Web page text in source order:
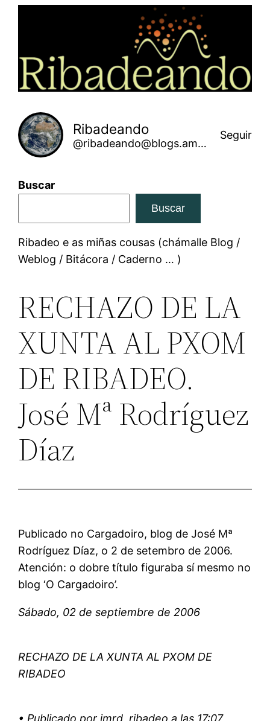
Ribadeando
@ribadeando@blogs.amarinha.gal
Seguir
Buscar
Buscar
Ribadeo e as miñas cousas (chámalle Blog /
Weblog / Bitácora / Caderno … )
RECHAZO DE LA
XUNTA AL PXOM
DE RIBADEO.
José Mª Rodríguez
Díaz
Publicado no Cargadoiro, blog de José Mª
Rodríguez Díaz, o 2 de setembro de 2006.
Atención: o dobre título figuraba sí mesmo no
blog ‘O Cargadoiro’.
Sábado, 02 de septiembre de 2006
RECHAZO DE LA XUNTA AL PXOM DE
RIBADEO
• Publicado por jmrd_ribadeo a las 17:07